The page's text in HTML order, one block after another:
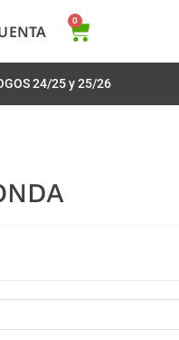
0
24/25 y 25/26